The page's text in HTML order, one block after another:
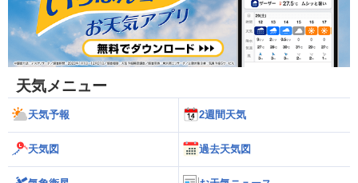
天気メニュー
天気予報 2週間天気
天気図 過去天気図